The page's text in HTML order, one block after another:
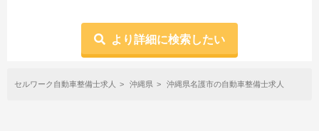
より詳細に検索したい
セルワーク自動車整備士求人 沖縄県 沖縄県名護市の自動車整備士求人